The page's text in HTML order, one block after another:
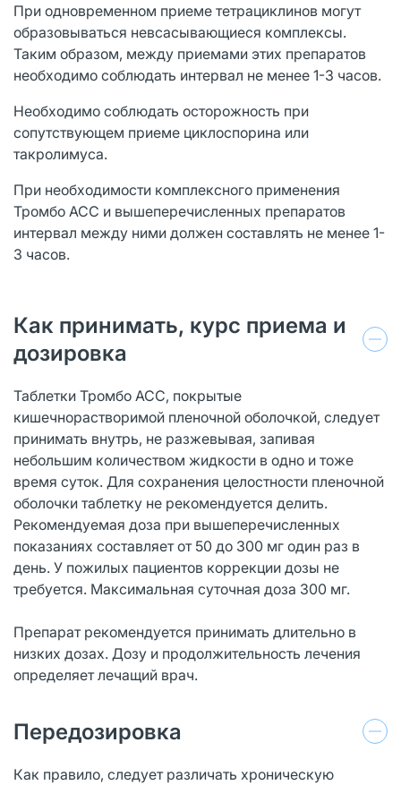
При одновременном приеме тетрациклинов могут
образовываться невсасывающиеся комплексы.
Таким образом, между приемами этих препаратов
необходимо соблюдать интервал не менее 1-3 часов.
Необходимо соблюдать осторожность при
сопутствующем приеме циклоспорина или
такролимуса.
При необходимости комплексного применения
Тромбо АСС и вышеперечисленных препаратов
интервал между ними должен составлять не менее 1-
3 часов.
Как принимать, курс приема и
дозировка
Таблетки Тромбо АСС, покрытые
кишечнорастворимой пленочной оболочкой, следует
принимать внутрь, не разжевывая, запивая
небольшим количеством жидкости в одно и тоже
время суток. Для сохранения целостности пленочной
оболочки таблетку не рекомендуется делить.
Рекомендуемая доза при вышеперечисленных
показаниях составляет от 50 до 300 мг один раз в
день. У пожилых пациентов коррекции дозы не
требуется. Максимальная суточная доза 300 мг.
Препарат рекомендуется принимать длительно в
низких дозах. Дозу и продолжительность лечения
определяет лечащий врач.
Передозировка
Как правило, следует различать хроническую